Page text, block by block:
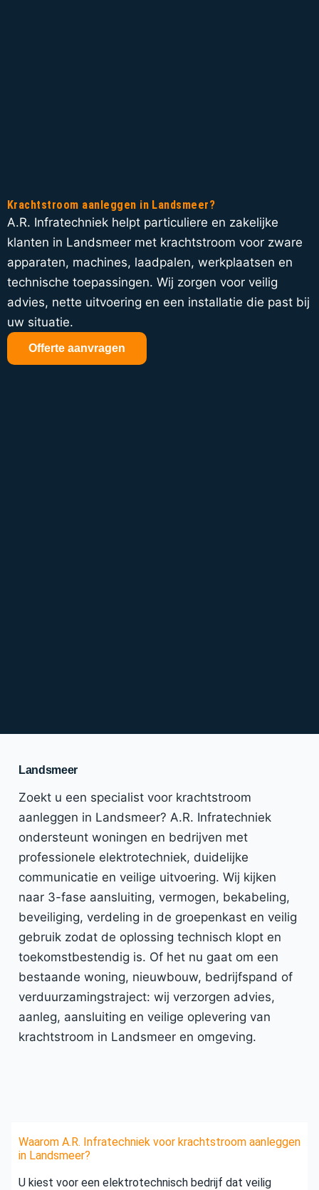
Krachtstroom aanleggen in Landsmeer?
A.R. Infratechniek helpt particuliere en zakelijke
klanten in Landsmeer met krachtstroom voor zware
apparaten, machines, laadpalen, werkplaatsen en
technische toepassingen. Wij zorgen voor veilig
advies, nette uitvoering en een installatie die past bij
uw situatie.
Offerte aanvragen
Landsmeer
Zoekt u een specialist voor krachtstroom
aanleggen in Landsmeer? A.R. Infratechniek
ondersteunt woningen en bedrijven met
professionele elektrotechniek, duidelijke
communicatie en veilige uitvoering. Wij kijken
naar 3-fase aansluiting, vermogen, bekabeling,
beveiliging, verdeling in de groepenkast en veilig
gebruik zodat de oplossing technisch klopt en
toekomstbestendig is. Of het nu gaat om een
bestaande woning, nieuwbouw, bedrijfspand of
verduurzamingstraject: wij verzorgen advies,
aanleg, aansluiting en veilige oplevering van
krachtstroom in Landsmeer en omgeving.
Waarom A.R. Infratechniek voor krachtstroom aanleggen
in Landsmeer?
U kiest voor een elektrotechnisch bedrijf dat veilig